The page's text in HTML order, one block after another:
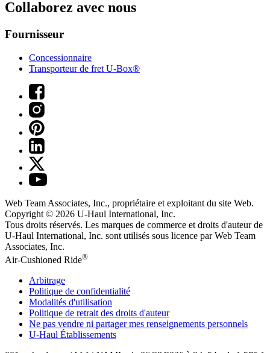
Collaborez avec nous
Fournisseur
Concessionnaire
Transporteur de fret U-Box®
Web Team Associates, Inc., propriétaire et exploitant du site Web.
Copyright © 2026 U-Haul International, Inc.
Tous droits réservés. Les marques de commerce et droits d'auteur de
U-Haul International, Inc. sont utilisés sous licence par Web Team
Associates, Inc.
Air-Cushioned Ride®
Arbitrage
Politique de confidentialité
Modalités d'utilisation
Politique de retrait des droits d'auteur
Ne pas vendre ni partager mes renseignements personnels
U-Haul Établissements